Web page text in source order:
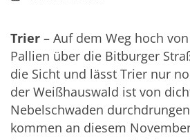
Trier – Auf dem Weg hoch
Pallien über die Bitburger
die Sicht und lässt Trier nur
der Weißhauswald ist von
Nebelschwaden
kommen an diesem